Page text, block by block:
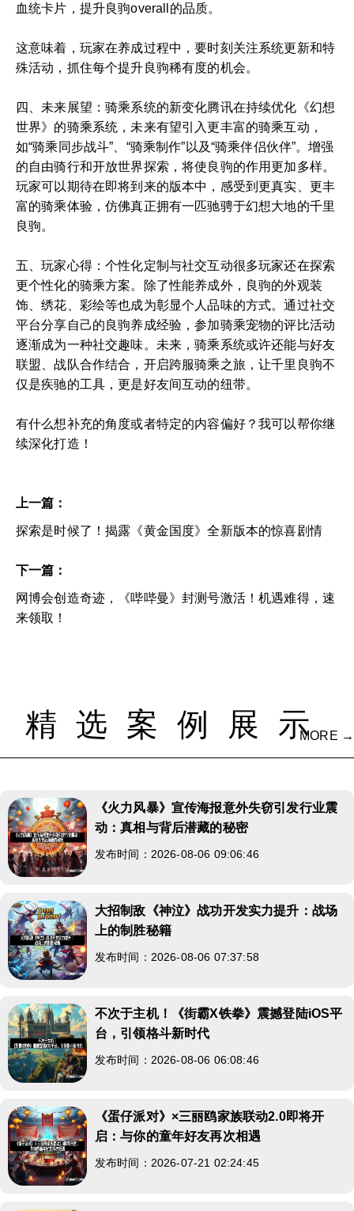
血统卡片，提升良驹overall的品质。
这意味着，玩家在养成过程中，要时刻关注系统更新和特
殊活动，抓住每个提升良驹稀有度的机会。
四、未来展望：骑乘系统的新变化腾讯在持续优化《幻想
世界》的骑乘系统，未来有望引入更丰富的骑乘互动，
如“骑乘同步战斗”、“骑乘制作”以及“骑乘伴侣伙伴”。增强
的自由骑行和开放世界探索，将使良驹的作用更加多样。
玩家可以期待在即将到来的版本中，感受到更真实、更丰
富的骑乘体验，仿佛真正拥有一匹驰骋于幻想大地的千里
良驹。
五、玩家心得：个性化定制与社交互动很多玩家还在探索
更个性化的骑乘方案。除了性能养成外，良驹的外观装
饰、绣花、彩绘等也成为彰显个人品味的方式。通过社交
平台分享自己的良驹养成经验，参加骑乘宠物的评比活动
逐渐成为一种社交趣味。未来，骑乘系统或许还能与好友
联盟、战队合作结合，开启跨服骑乘之旅，让千里良驹不
仅是疾驰的工具，更是好友间互动的纽带。
有什么想补充的角度或者特定的内容偏好？我可以帮你继
续深化打造！
上一篇：
探索是时候了！揭露《黄金国度》全新版本的惊喜剧情
下一篇：
网博会创造奇迹，《哔哔曼》封测号激活！机遇难得，速
来领取！
精选案例展示MORE →
《火力风暴》宣传海报意外失窃引发行业震
动：真相与背后潜藏的秘密
发布时间：2026-08-06 09:06:46
大招制敌《神泣》战功开发实力提升：战场
上的制胜秘籍
发布时间：2026-08-06 07:37:58
不次于主机！《街霸X铁拳》震撼登陆iOS平
台，引领格斗新时代
发布时间：2026-08-06 06:08:46
《蛋仔派对》×三丽鸥家族联动2.0即将开
启：与你的童年好友再次相遇
发布时间：2026-07-21 02:24:45